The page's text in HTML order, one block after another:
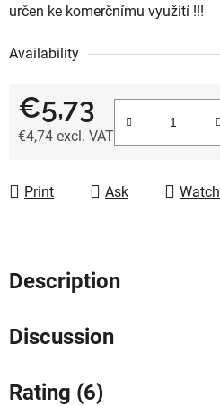
určen ke komerčnímu využití !!!
Availability
€5,73
€4,74 excl. VAT
Print Ask Watch
Description
Discussion
Rating (6)